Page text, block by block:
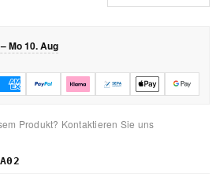
Mo 10. Aug
Produkt? Kontaktieren Sie uns